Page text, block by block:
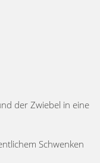
der Zwiebel in eine
Schwenken